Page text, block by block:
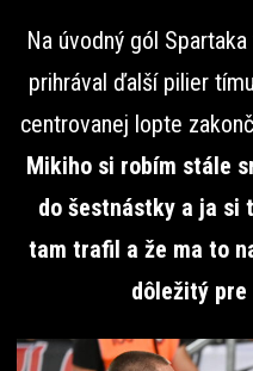
Na úvodný gól
prihrával ďalší pilier
centrovanej lopte
Mikiho si robím stále
do šestnástky a ja si
tam trafil a že ma to
dôležitý pre